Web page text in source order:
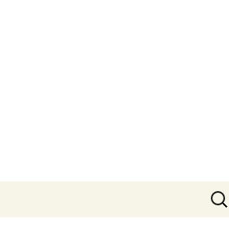
Haku: